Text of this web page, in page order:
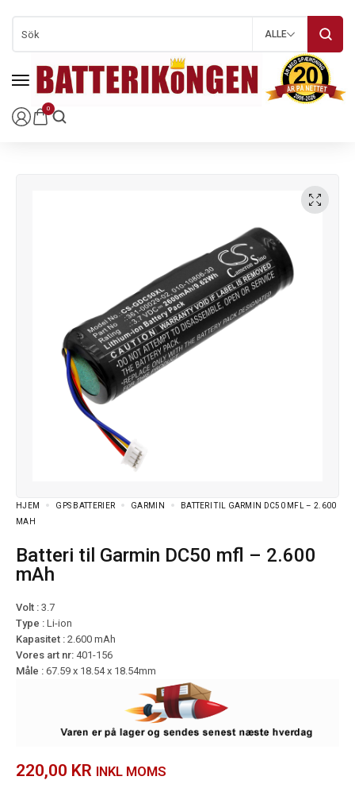
0
ALLE
HJEM GPS BATTERIER GARMIN
BATTERI TIL GARMIN DC50 MFL – 2.600
MAH
Batteri til Garmin DC50 mfl – 2.600
mAh
Volt : 3.7
Type : Li-ion
Kapasitet : 2.600 mAh
Vores art nr: 401-156
Måle : 67.59 x 18.54 x 18.54mm
220,00 KR INKL MOMS